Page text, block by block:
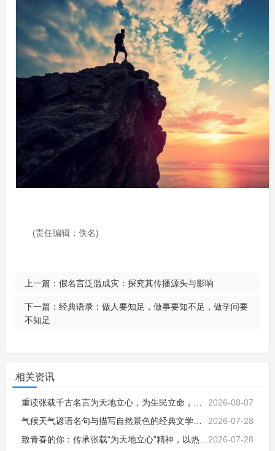
(责任编辑：佚名)
上一篇： 假名言泛滥成灾：探究其传播源头与影响
下一篇： 经典语录：做人要知足，做事要知不足，做学问要
不知足
相关资讯
2026-08-07
2026-07-28
2026-07-28